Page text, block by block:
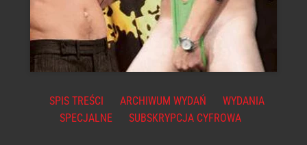
SPIS TREŚCI ARCHIWUM WYDAŃ
WYDANIA
SPECJALNE
SUBSKRYPCJA CYFROWA